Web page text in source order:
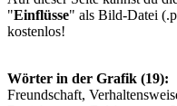
"Einflüsse" als Bild-Datei
kostenlos!
Wörter in der Grafik (19):
Freundschaft,